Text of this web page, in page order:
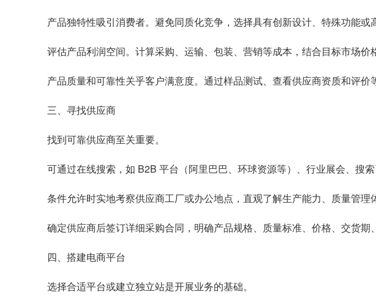
产品独特性吸引消费者。避免同质化竞争，选择具有创新设计、特殊功能
评估产品利润空间。计算采购、运输、包装、营销等成本，结合目标市场
产品质量和可靠性关乎客户满意度。通过样品测试、查看供应商资质和评
三、寻找供应商
找到可靠供应商至关重要。
可通过在线搜索，如 B2B 平台（阿里巴巴、环球资源等）、行业展会、搜
条件允许时实地考察供应商工厂或办公地点，直观了解生产能力、质量管理
确定供应商后签订详细采购合同，明确产品规格、质量标准、价格、交货期
四、搭建电商平台
选择合适平台或建立独立站是开展业务的基础。